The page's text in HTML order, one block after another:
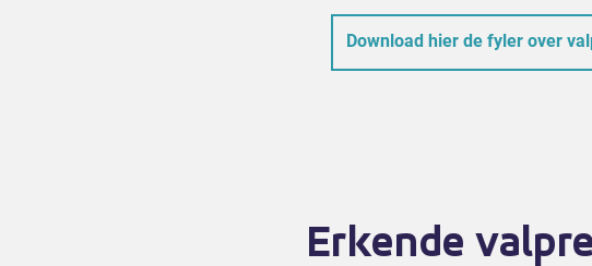
Download hier de fyler over
Erkende